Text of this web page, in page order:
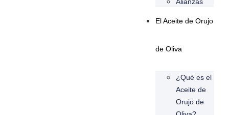
El Aceite de Orujo
de Oliva
¿Qué es el
Aceite de
Orujo de